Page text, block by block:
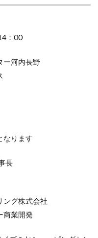
：00
ー河内長野
なります
長
ング株式会社
商業開発